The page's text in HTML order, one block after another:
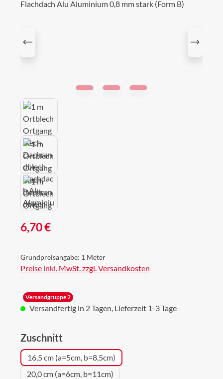
Regulärer Preis:
6,70 €
Grundpreisangabe: 1 Meter
Preise inkl. MwSt. zzgl. Versandkosten
Versandgruppe 2
Versandfertig in 2 Tagen, Lieferzeit 1-3 Tage
Zuschnitt
16,5 cm (a=5cm, b=8,5cm)
20,0 cm (a=6cm, b=11cm)